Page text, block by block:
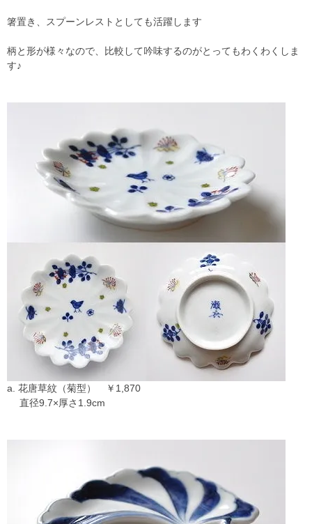
箸置き、スプーンレストとしても活躍します
柄と形が様々なので、比較して吟味するのがとってもわくわくしま
す♪
a. 花唐草紋（菊型） ￥1,870
直径9.7×厚さ1.9cm